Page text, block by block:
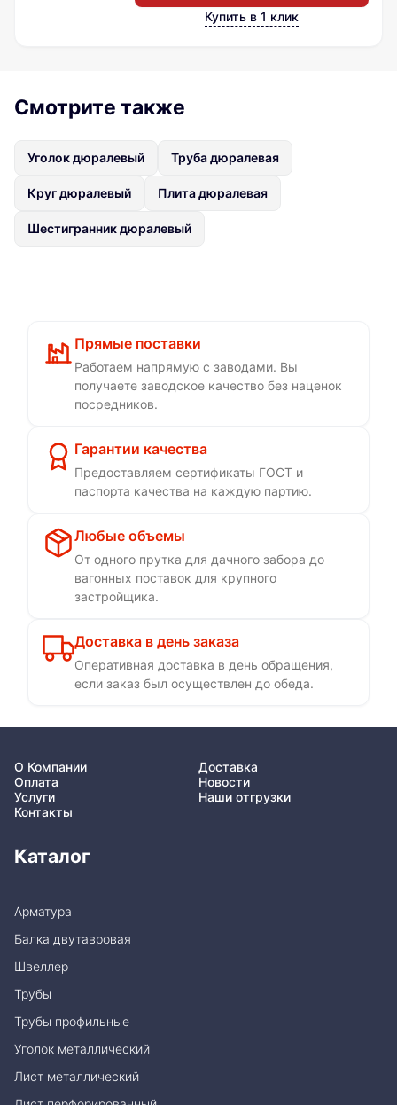
Купить в 1 клик
Смотрите также
Уголок дюралевый Труба дюралевая
Круг дюралевый Плита дюралевая
Шестигранник дюралевый
Прямые поставки
Работаем напрямую с заводами. Вы
получаете заводское качество без наценок
посредников.
Гарантии качества
Предоставляем сертификаты ГОСТ и
паспорта качества на каждую партию.
Любые объемы
От одного прутка для дачного забора до
вагонных поставок для крупного
застройщика.
Доставка в день заказа
Оперативная доставка в день обращения,
если заказ был осуществлен до обеда.
О Компании
Доставка
Оплата
Новости
Услуги
Наши отгрузки
Контакты
Каталог
Арматура
Балка двутавровая
Швеллер
Трубы
Трубы профильные
Уголок металлический
Лист металлический